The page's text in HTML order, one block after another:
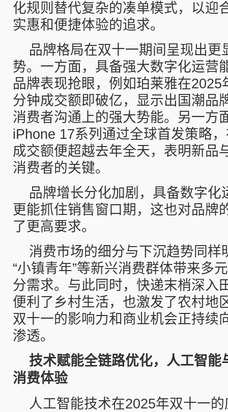
化规则替代复杂的凑单模式，以迎
实惠和便捷体验的追求。
品牌格局在双十一期间呈现出更
势。一方面，具备强大数字化运营
品牌表现抢眼，例如珀莱雅在2025
分钟成交额即破亿，显示出国潮品
消费者沟通上的强大势能。另一方
iPhone 17系列通过全球首发策略
成交额便超越去年全天，表明新品
消费者的关键。
品牌增长分化加剧，具备数字化
更能抓住销售窗口期，这也对品牌
了更高要求。
消费市场的细分与下沉趋势同样
“小镇青年”等新兴消费群体带来多
分需求。与此同时，快递末梢深入
便利了乡村生活，也激发了农村地
双十一的影响力和商业机会正持续
渗透。
技术赋能全链路优化，人工智能
消费体验
人工智能技术在2025年双十一